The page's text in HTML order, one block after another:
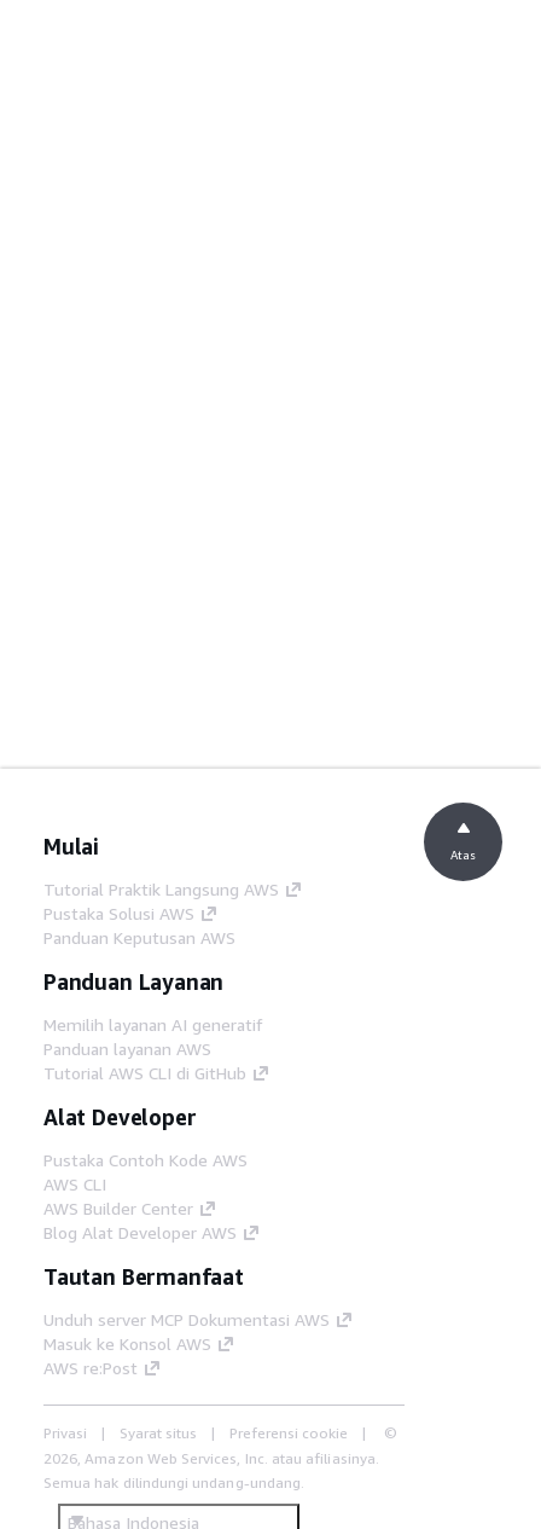
Mulai
Tutorial Praktik Langsung AWS
Pustaka Solusi AWS
Panduan Keputusan AWS
Panduan Layanan
Memilih layanan AI generatif
Panduan layanan AWS
Tutorial AWS CLI di GitHub
Alat Developer
Pustaka Contoh Kode AWS
AWS CLI
AWS Builder Center
Blog Alat Developer AWS
Tautan Bermanfaat
Unduh server MCP Dokumentasi AWS
Masuk ke Konsol AWS
AWS re:Post
Privasi Syarat situs Preferensi cookie
©
2026, Amazon Web Services, Inc. atau afiliasinya.
Semua hak dilindungi undang-undang.
Bahasa Indonesia
Atas